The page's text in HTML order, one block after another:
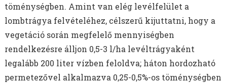
töménységben. Amint van elég levélfelület a
lombtrágya felvételéhez, célszerű kijuttatni, hogy a
vegetáció során megfelelő mennyiségben
rendelkezésre álljon 0,5-3 l/ha levéltrágyaként
legalább 200 liter vízben feloldva; háton hordozható
permetezővel alkalmazva 0,25-0,5%-os töménységben